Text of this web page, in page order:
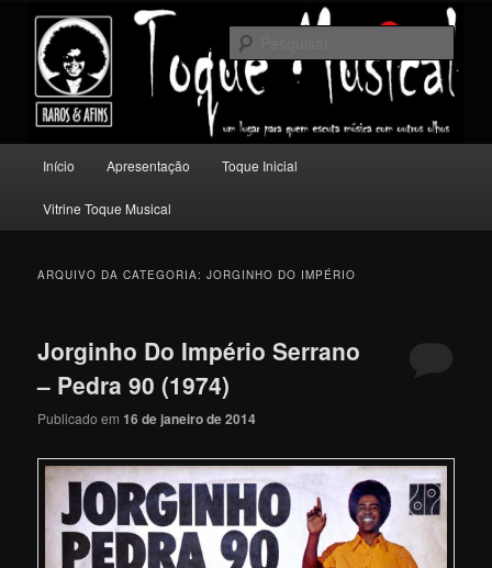
conteúdo
principal
conteúdo
secundário
Toque Musical
Um lugar para quem escuta música com outros olhos.
principal
Início Apresentação Toque Inicial
Vitrine Toque Musical
ARQUIVO DA CATEGORIA:JORGINHO DO IMPÉRIO
Jorginho Do Império Serrano
– Pedra 90 (1974)
Publicado em16 de janeiro de 2014